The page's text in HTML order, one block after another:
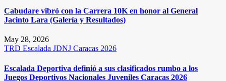
Cabudare vibró con la Carrera 10K en honor al General
Jacinto Lara (Galería y Resultados)
May 28, 2026
TRD Escalada JDNJ Caracas 2026
Escalada Deportiva definió a sus clasificados rumbo a los
Juegos Deportivos Nacionales Juveniles Caracas 2026